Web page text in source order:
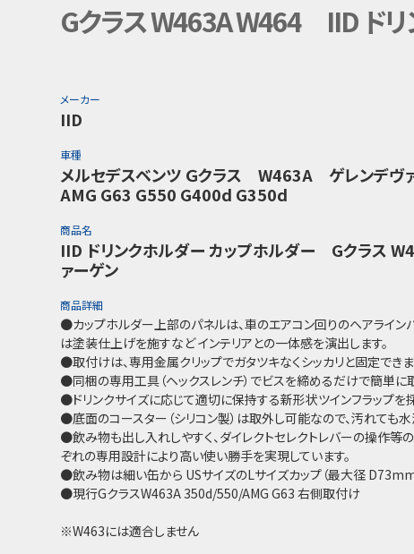
Gクラス W463A W464 IID ド
メーカー
IID
車種
メルセデスベンツ Ｇクラス W463A ゲレンデヴ
AMG G63 G550 G400d G350d
商品名
IID ドリンクホルダー カップホルダー Gクラス
ァーゲン
商品詳細
●カップホルダー上部のパネルは、車のエアコン回りのヘアライン
は塗装仕上げを施すなど インテリアとの一体感を演出します。
●取付けは、専用金属クリップでガタツキなくシッカリと固定できま
●同梱の専用工具（ヘックスレンチ）でビスを締めるだけで簡単に
●ドリンクサイズに応じて適切に保持する新形状ツインフラップを
●底面のコースター（シリコン製）は取外し可能なので、汚れても水
●飲み物も出し入れしやすく、ダイレクトセレクトレバーの操作等
ぞれの専用設計により高い使い勝手を実現しています。
●飲み物は細い缶から USサイズのLサイズカップ（最大径 D73mm
●現行GクラスW463A 350d/550/AMG G63 右側取付け
※W463には適合しません